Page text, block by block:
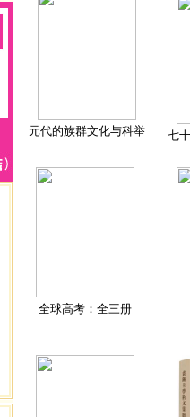
元代的族群文化与科举 七
全球高考：全三册